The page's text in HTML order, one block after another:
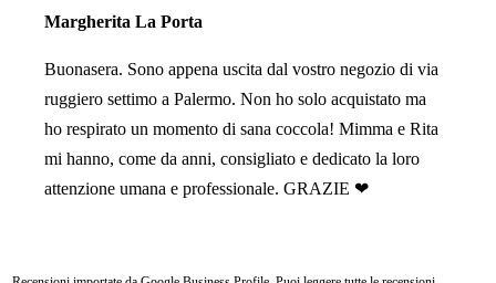
Margherita La Porta
Buonasera. Sono appena uscita dal vostro negozio di via
ruggiero settimo a Palermo. Non ho solo acquistato ma
ho respirato un momento di sana coccola! Mimma e Rita
mi hanno, come da anni, consigliato e dedicato la loro
attenzione umana e professionale. GRAZIE ❤